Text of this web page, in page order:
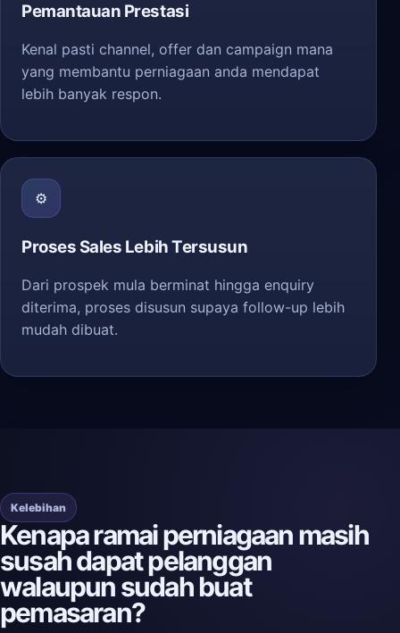
Pemantauan Prestasi
Kenal pasti channel, offer dan campaign mana
yang membantu perniagaan anda mendapat
lebih banyak respon.
⚙️
Proses Sales Lebih Tersusun
Dari prospek mula berminat hingga enquiry
diterima, proses disusun supaya follow-up lebih
mudah dibuat.
Kelebihan
Kenapa ramai perniagaan masih
susah dapat pelanggan
walaupun sudah buat
pemasaran?